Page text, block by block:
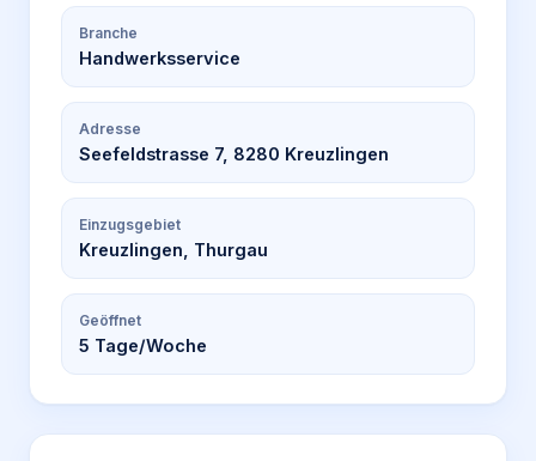
Branche
Handwerksservice
Adresse
Seefeldstrasse 7, 8280 Kreuzlingen
Einzugsgebiet
Kreuzlingen, Thurgau
Geöffnet
5 Tage/Woche